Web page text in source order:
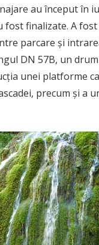
au început în
fost finalizate. A
parcare şi
DN 57B, un
unei platforme
precum şi a